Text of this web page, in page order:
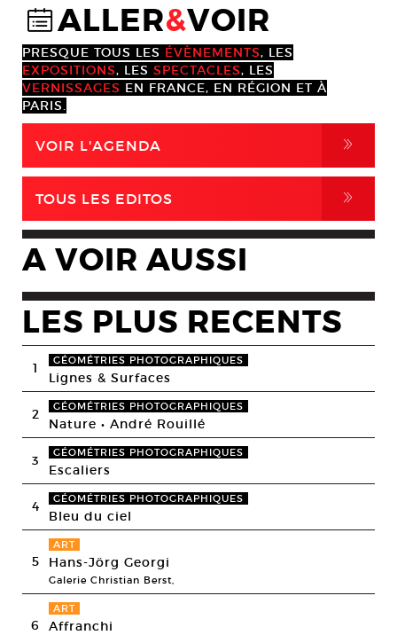
@ALLER&VOIR
PRESQUE TOUS LES ÉVÈNEMENTS, LES
EXPOSITIONS, LES SPECTACLES, LES
VERNISSAGES EN FRANCE, EN RÉGION ET À
PARIS.
VOIR L'AGENDA ,
TOUS LES EDITOS ,
A VOIR AUSSI
LES PLUS RECENTS
1 GÉOMÉTRIES PHOTOGRAPHIQUES
Lignes & Surfaces
2 GÉOMÉTRIES PHOTOGRAPHIQUES
Nature • André Rouillé
3 GÉOMÉTRIES PHOTOGRAPHIQUES
Escaliers
4 GÉOMÉTRIES PHOTOGRAPHIQUES
Bleu du ciel
5
ART
Hans-Jörg Georgi
Galerie Christian Berst,
6
ART
Affranchi